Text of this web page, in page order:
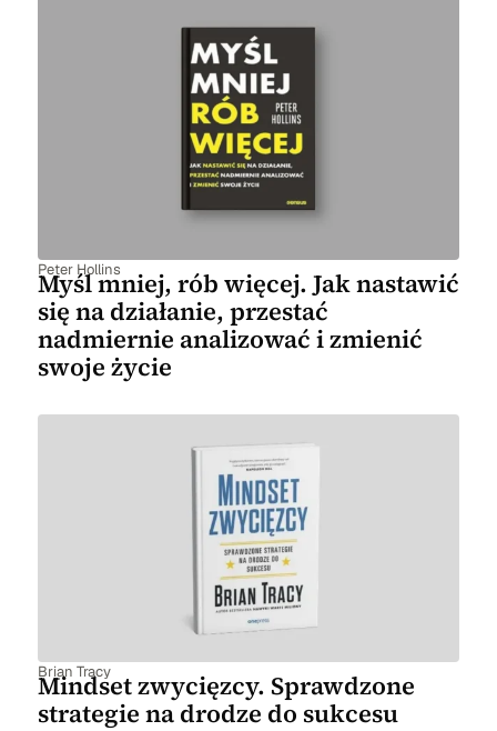
Peter Hollins
Myśl mniej, rób więcej. Jak nastawić
się na działanie, przestać
nadmiernie analizować i zmienić
swoje życie
Brian Tracy
Mindset zwycięzcy. Sprawdzone
strategie na drodze do sukcesu